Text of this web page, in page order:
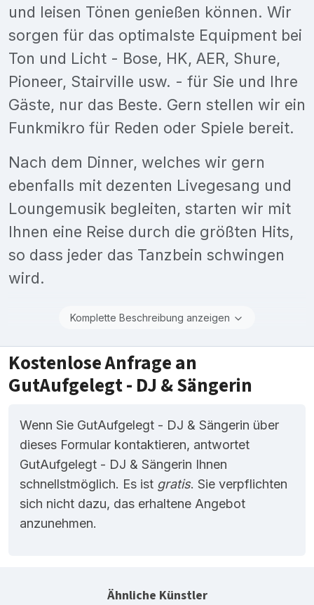
und leisen Tönen genießen können. Wir
sorgen für das optimalste Equipment bei
Ton und Licht - Bose, HK, AER, Shure,
Pioneer, Stairville usw. - für Sie und Ihre
Gäste, nur das Beste. Gern stellen wir ein
Funkmikro für Reden oder Spiele bereit.
Nach dem Dinner, welches wir gern
ebenfalls mit dezenten Livegesang und
Loungemusik begleiten, starten wir mit
Ihnen eine Reise durch die größten Hits,
so dass jeder das Tanzbein schwingen
wird.
Komplette Beschreibung anzeigen
Kostenlose Anfrage an
GutAufgelegt - DJ & Sängerin
Wenn Sie GutAufgelegt - DJ & Sängerin über
dieses Formular kontaktieren, antwortet
GutAufgelegt - DJ & Sängerin Ihnen
schnellstmöglich. Es ist gratis. Sie verpflichten
sich nicht dazu, das erhaltene Angebot
anzunehmen.
Ähnliche Künstler